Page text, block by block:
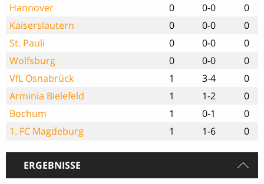
Hannover
0 0-0
0
Kaiserslautern
0 0-0
0
St. Pauli
0 0-0
0
Wolfsburg
0 0-0
0
VfL Osnabrück
1 3-4
0
Arminia Bielefeld
1 1-2
0
Bochum
1 0-1
0
1. FC Magdeburg
1 1-6 0
ERGEBNISSE